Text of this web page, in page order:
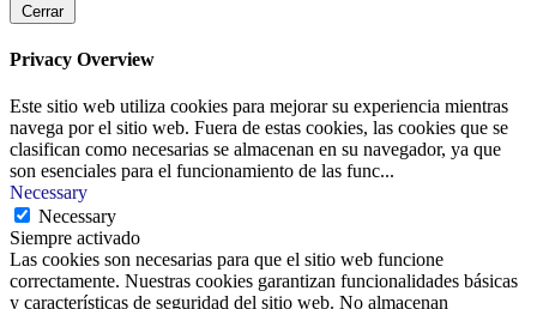
Cerrar
Privacy Overview
Este sitio web utiliza cookies para mejorar su experiencia mientras
navega por el sitio web. Fuera de estas cookies, las cookies que se
clasifican como necesarias se almacenan en su navegador, ya que
son esenciales para el funcionamiento de las func...
Necessary
Necessary
Siempre activado
Las cookies son necesarias para que el sitio web funcione
correctamente. Nuestras cookies garantizan funcionalidades básicas
y características de seguridad del sitio web. No almacenan